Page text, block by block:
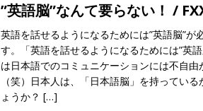
”英語脳”なんて要らない！ /
英語を話せるようになるためには”英語脳”
す。「英語を話せるようになるためには”英
は日本語でのコミュニケーションには不自
（笑）日本人は、「日本語脳」を持ってい
ょうか？ […]